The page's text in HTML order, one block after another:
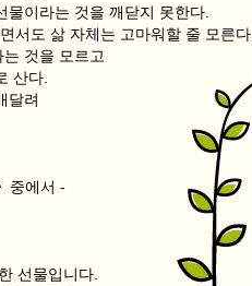
이라는 것을 깨닫지 못한다.
서도 삶 자체는 고마워할 줄 모른다.
것을 모르고
산다.
달려
중에서 -
선물입니다.